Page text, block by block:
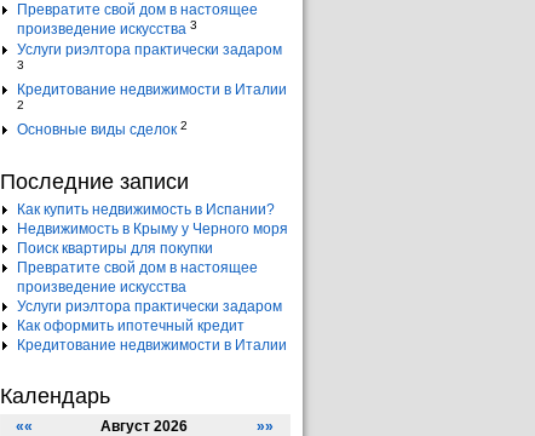
Превратите свой дом в настоящее
произведение искусства 3
Услуги риэлтора практически задаром
3
Кредитование недвижимости в Италии
2
Основные виды сделок 2
Последние записи
Как купить недвижимость в Испании?
Недвижимость в Крыму у Черного моря
Поиск квартиры для покупки
Превратите свой дом в настоящее
произведение искусства
Услуги риэлтора практически задаром
Как оформить ипотечный кредит
Кредитование недвижимости в Италии
Календарь
«« Август 2026 »»